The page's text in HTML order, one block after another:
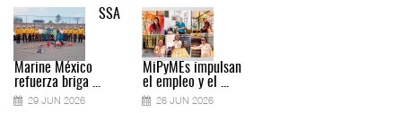
SSA
Marine México
refuerza briga ...
29 JUN 2026
MiPyMEs impulsan
el empleo y el ...
26 JUN 2026